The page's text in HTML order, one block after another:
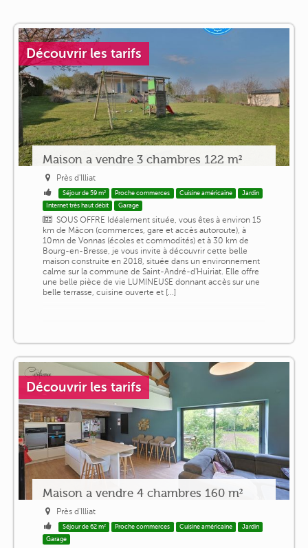
Découvrir les tarifs
Maison a vendre 3 chambres 122 m²
Près d'Illiat
Séjour de 59 m² Proche commerces Cuisine américaine
Jardin
Internet très haut débit
Garage
SOUS OFFRE Idéalement située, vous êtes à environ 15
km de Mâcon (commerces, gare et accès autoroute), à
10mn de Vonnas (écoles et commodités) et à 30 km de
Bourg-en-Bresse, je vous invite à découvrir cette belle
maison construite en 2018, située dans un environnement
calme sur la commune de Saint-André-d'Huiriat. Elle offre
une belle pièce de vie LUMINEUSE donnant accès sur une
belle terrasse, cuisine ouverte et [...]
Découvrir les tarifs
Maison a vendre 4 chambres 160 m²
Près d'Illiat
Séjour de 62 m² Proche commerces Cuisine américaine
Jardin
Garage